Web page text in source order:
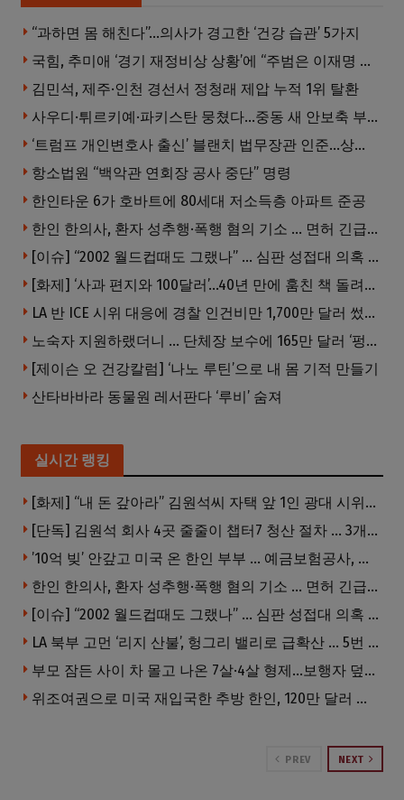
“과하면 몸 해친다”…의사가 경고한 ‘건강 습관’ 5가지
국힘, 추미애 ‘경기 재정비상 상황’에 “주범은 이재명 전 지사”
김민석, 제주·인천 경선서 정청래 제압 누적 1위 탈환
사우디·튀르키예·파키스탄 뭉쳤다…중동 새 안보축 부상하나
‘트럼프 개인변호사 출신’ 블랜치 법무장관 인준…상원 50대49 가결
항소법원 “백악관 연회장 공사 중단” 명령
한인타운 6가 호바트에 80세대 저소득층 아파트 준공
한인 한의사, 환자 성추행·폭행 혐의 기소 … 면허 긴급정지
[이슈] “2002 월드컵때도 그랬나” … 심판 성접대 의혹 해외로 일파만파, 4강 신화까지 불똥
[화제] ‘사과 편지와 100달러’…40년 만에 훔친 책 돌려준 절도범
LA 반 ICE 시위 대응에 경찰 인건비만 1,700만 달러 썼다.
노숙자 지원하랬더니 … 단체장 보수에 165만 달러 ‘펑펑’
[제이슨 오 건강칼럼] ‘나노 루틴’으로 내 몸 기적 만들기
산타바바라 동물원 레서판다 ‘루비’ 숨져
실시간 랭킹
[화제] “내 돈 갚아라” 김원석씨 자택 앞 1인 광대 시위 … 한인 투자사, “108만 달러 못받아”
[단독] 김원석 회사 4곳 줄줄이 챕터7 청산 절차 … 3개 법인 같은 날 동시 파산 신청
’10억 빚’ 안갚고 미국 온 한인 부부 … 예금보험공사, 미국서 소송
한인 한의사, 환자 성추행·폭행 혐의 기소 … 면허 긴급정지
[이슈] “2002 월드컵때도 그랬나” … 심판 성접대 의혹 해외로 일파만파, 4강 신화까지 불똥
LA 북부 고먼 ‘리지 산불’, 헝그리 밸리로 급확산 … 5번 Fwy 양방향 전면 폐쇄
부모 잠든 사이 차 몰고 나온 7살·4살 형제…보행자 덮쳐 중태
위조여권으로 미국 재입국한 추방 한인, 120만 달러 은행 사기 행각
PREV NEXT